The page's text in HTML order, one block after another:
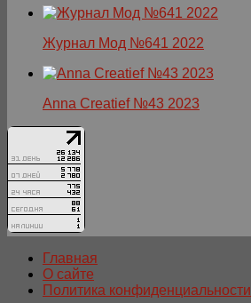
Журнал Мод №641 2022
Anna Creatief №43 2023
Главная
О сайте
Политика конфиденциальности